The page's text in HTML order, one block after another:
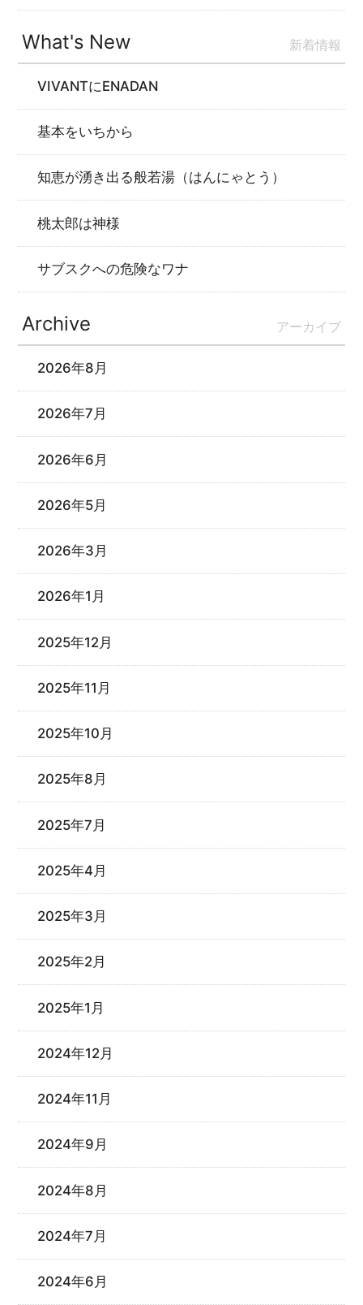
What's New 新着情報
VIVANTにENADAN
基本をいちから
知恵が湧き出る般若湯（はんにゃとう）
桃太郎は神様
サブスクへの危険なワナ
Archive アーカイブ
2026年8月
2026年7月
2026年6月
2026年5月
2026年3月
2026年1月
2025年12月
2025年11月
2025年10月
2025年8月
2025年7月
2025年4月
2025年3月
2025年2月
2025年1月
2024年12月
2024年11月
2024年9月
2024年8月
2024年7月
2024年6月